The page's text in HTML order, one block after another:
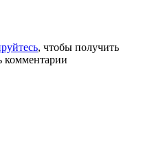
, чтобы получить
комментарии